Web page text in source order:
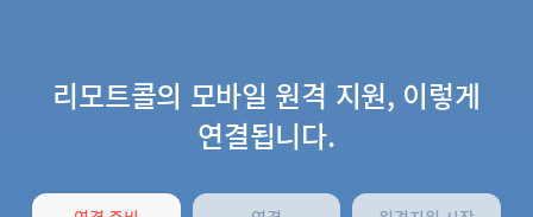
리모트콜의 모바일 원격 지원, 이렇게
연결됩니다.